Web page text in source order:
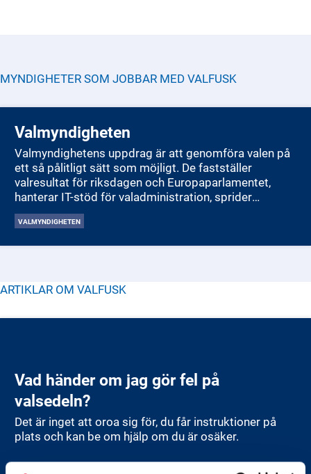
MYNDIGHETER SOM JOBBAR MEDVALFUSK
Valmyndigheten
Valmyndighetens uppdrag är att genomföra valen på
ett så pålitligt sätt som möjligt. De fastställer
valresultat för riksdagen och Europaparlamentet,
hanterar IT-stöd för valadministration, sprider
information om valresultat och informerar väljare om
röstningsprocessen. Valmyndigheten tar också fram
svenska EU-medborgare för medborgarinitiativ inom
VALMYNDIGHETEN
ARTIKLAR OM VALFUSK
Vad händer om jag gör fel på
valsedeln?
Det är inget att oroa sig för, du får instruktioner på
plats och kan be om hjälp om du är osäker.